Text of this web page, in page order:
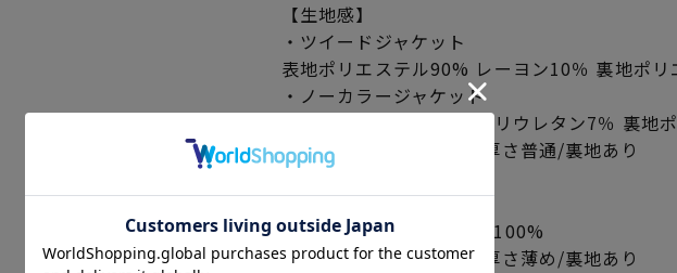
【生地感】
・ツイードジャケット
表地ポリエステル90% レーヨン10％ 裏地ポリ
・ノーカラージャケット
表地ポリエステル93% ポリウレタン7％ 裏地
伸縮性無し/透け感無し/厚さ普通/裏地あり
・ワンピース
表地/裏地：ポリエステル100%
伸縮性無し/透け感無し/厚さ薄め/裏地あり